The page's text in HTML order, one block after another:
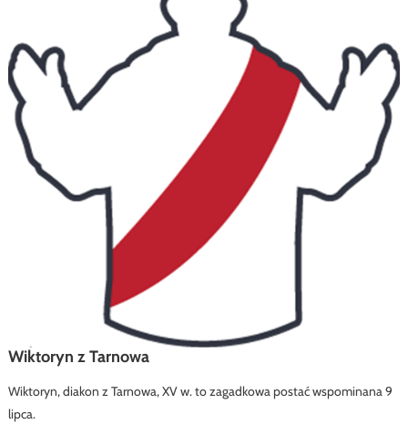
Wiktoryn z Tarnowa
Wiktoryn, diakon z Tarnowa, XV w. to zagadkowa postać wspominana 9
lipca.